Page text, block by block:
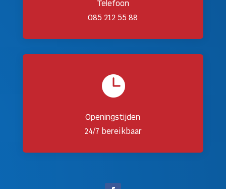
Telefoon
085 212 55 88

Openingstijden
24/7 bereikbaar